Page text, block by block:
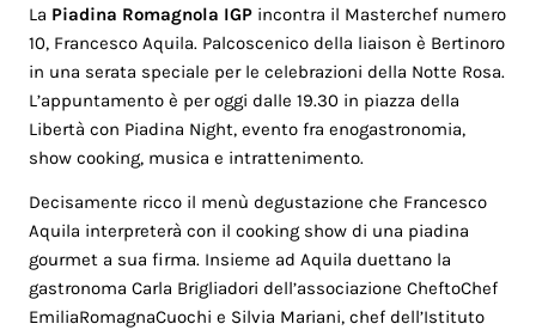
La Piadina Romagnola IGP incontra il Masterchef numero
10, Francesco Aquila. Palcoscenico della liaison è Bertinoro
in una serata speciale per le celebrazioni della Notte Rosa.
L’appuntamento è per oggi dalle 19.30 in piazza della
Libertà con Piadina Night, evento fra enogastronomia,
show cooking, musica e intrattenimento.
Decisamente ricco il menù degustazione che Francesco
Aquila interpreterà con il cooking show di una piadina
gourmet a sua firma. Insieme ad Aquila duettano la
gastronoma Carla Brigliadori dell’associazione CheftoChef
EmiliaRomagnaCuochi e Silvia Mariani, chef dell’Istituto